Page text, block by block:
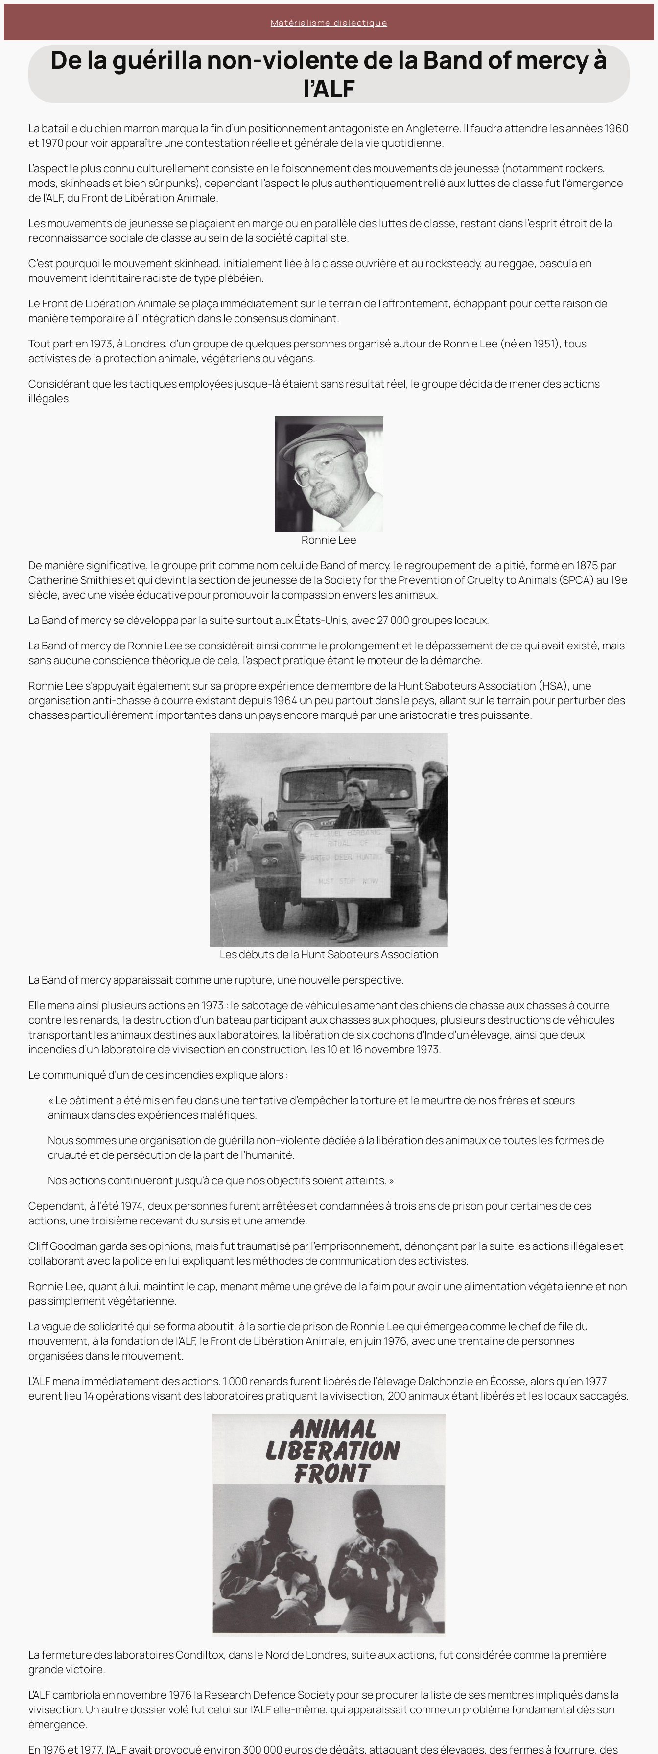
contenu
Matérialisme dialectique
De la guérilla non-violente de la Band of mercy à
l’ALF
La bataille du chien marron marqua la fin d’un positionnement antagoniste en Angleterre. Il faudra attendre les années 1960
et 1970 pour voir apparaître une contestation réelle et générale de la vie quotidienne.
L’aspect le plus connu culturellement consiste en le foisonnement des mouvements de jeunesse (notamment rockers,
mods, skinheads et bien sûr punks), cependant l’aspect le plus authentiquement relié aux luttes de classe fut l’émergence
de l’ALF, du Front de Libération Animale.
Les mouvements de jeunesse se plaçaient en marge ou en parallèle des luttes de classe, restant dans l’esprit étroit de la
reconnaissance sociale de classe au sein de la société capitaliste.
C’est pourquoi le mouvement skinhead, initialement liée à la classe ouvrière et au rocksteady, au reggae, bascula en
mouvement identitaire raciste de type plébéien.
Le Front de Libération Animale se plaça immédiatement sur le terrain de l’affrontement, échappant pour cette raison de
manière temporaire à l’intégration dans le consensus dominant.
Tout part en 1973, à Londres, d’un groupe de quelques personnes organisé autour de Ronnie Lee (né en 1951), tous
activistes de la protection animale, végétariens ou végans.
Considérant que les tactiques employées jusque-là étaient sans résultat réel, le groupe décida de mener des actions
illégales.
Ronnie Lee
De manière significative, le groupe prit comme nom celui de Band of mercy, le regroupement de la pitié, formé en 1875 par
Catherine Smithies et qui devint la section de jeunesse de laSociety for the Prevention of Cruelty to Animals (SPCA) au 19e
siècle, avec une visée éducative pour promouvoir la compassion envers les animaux.
La Band of mercy se développa par la suite surtout aux États-Unis, avec 27 000 groupes locaux.
La Band of mercyde Ronnie Lee se considérait ainsi comme le prolongement et le dépassement de ce qui avait existé, mais
sans aucune conscience théorique de cela, l’aspect pratique étant le moteur de la démarche.
Ronnie Lee s’appuyait également sur sa propre expérience de membre de la Hunt Saboteurs Association (HSA), une
organisation anti-chasse à courre existant depuis 1964 un peu partout dans le pays, allant sur le terrain pour perturber des
chasses particulièrement importantes dans un pays encore marqué par une aristocratie très puissante.
Les débuts de la Hunt Saboteurs Association
La Band of mercy apparaissait comme une rupture, une nouvelle perspective.
Elle mena ainsi plusieurs actions en 1973 : le sabotage de véhicules amenant des chiens de chasse aux chasses à courre
contre les renards, la destruction d’un bateau participant aux chasses aux phoques, plusieurs destructions de véhicules
transportant les animaux destinés aux laboratoires, la libération de six cochons d’Inde d’un élevage, ainsi que deux
incendies d’un laboratoire de vivisection en construction, les 10 et 16 novembre 1973.
Le communiqué d’un de ces incendies explique alors :
« Le bâtiment a été mis en feu dans une tentative d’empêcher la torture et le meurtre de nos frères et sœurs
animaux dans des expériences maléfiques.
Nous sommes une organisation de guérilla non-violente dédiée à la libération des animaux de toutes les formes de
cruauté et de persécution de la part de l’humanité.
Nos actions continueront jusqu’à ce que nos objectifs soient atteints. »
Cependant, à l’été 1974, deux personnes furent arrêtées et condamnées à trois ans de prison pour certaines de ces
actions, une troisième recevant du sursis et une amende.
Cliff Goodman garda ses opinions, mais fut traumatisé par l’emprisonnement, dénonçant par la suite les actions illégales et
collaborant avec la police en lui expliquant les méthodes de communication des activistes.
Ronnie Lee, quant à lui, maintint le cap, menant même une grève de la faim pour avoir une alimentation végétalienne et non
pas simplement végétarienne.
La vague de solidarité qui se forma aboutit, à la sortie de prison de Ronnie Lee qui émergea comme le chef de file du
mouvement, à la fondation de l’ALF, le Front de Libération Animale, en juin 1976, avec une trentaine de personnes
organisées dans le mouvement.
L’ALF mena immédiatement des actions. 1 000 renards furent libérés de l’élevage Dalchonzie en Écosse, alors qu’en 1977
eurent lieu 14 opérations visant des laboratoires pratiquant la vivisection, 200 animaux étant libérés et les locaux saccagés.
La fermeture des laboratoires Condiltox, dans le Nord de Londres, suite aux actions, fut considérée comme la première
grande victoire.
L’ALF cambriola en novembre 1976 la Research Defence Societypour se procurer la liste de ses membres impliqués dans la
vivisection. Un autre dossier volé fut celui sur l’ALF elle-même, qui apparaissait comme un problème fondamental dès son
émergence.
En 1976 et 1977, l’ALF avait provoqué environ 300 000 euros de dégâts, attaquant des élevages, des fermes à fourrure, des